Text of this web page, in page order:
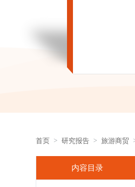
首页 研究报告 旅游商贸
内容目录